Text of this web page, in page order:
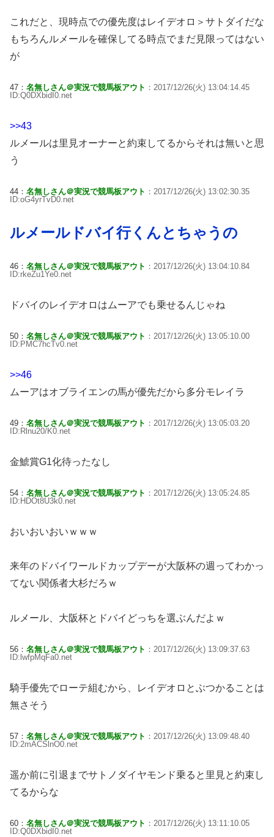
これだと、現時点での優先度はレイデオロ＞サトダイだな
もちろんルメールを確保してる時点でまだ見限ってはない
が
47： 名無しさん＠実況で競馬板アウト ：2017/12/26(火) 13:04:14.45
ID:Q0DXbidI0.net
>>43
ルメールは里見オーナーと約束してるからそれは無いと思
う
44： 名無しさん＠実況で競馬板アウト ：2017/12/26(火) 13:02:30.35
ID:oG4yrTvD0.net
ルメールドバイ行くんとちゃうの
46： 名無しさん＠実況で競馬板アウト ：2017/12/26(火) 13:04:10.84
ID:rkeZu1Ye0.net
ドバイのレイデオロはムーアでも乗せるんじゃね
50： 名無しさん＠実況で競馬板アウト ：2017/12/26(火) 13:05:10.00
ID:PMC7hcTv0.net
>>46
ムーアはオブライエンの馬が優先だから多分モレイラ
49： 名無しさん＠実況で競馬板アウト ：2017/12/26(火) 13:05:03.20
ID:Rlnu20/K0.net
金鯱賞G1化待ったなし
54： 名無しさん＠実況で競馬板アウト ：2017/12/26(火) 13:05:24.85
ID:HDOt8U3k0.net
おいおいおいｗｗｗ
来年のドバイワールドカップデーが大阪杯の週ってわかっ
てない関係者大杉だろｗ
ルメール、大阪杯とドバイどっちを選ぶんだよｗ
56： 名無しさん＠実況で競馬板アウト ：2017/12/26(火) 13:09:37.63
ID:lwfpMqFa0.net
騎手優先でローテ組むから、レイデオロとぶつかることは
無さそう
57： 名無しさん＠実況で競馬板アウト ：2017/12/26(火) 13:09:48.40
ID:2mACSlnO0.net
遥か前に引退までサトノダイヤモンド乗ると里見と約束し
てるからな
60： 名無しさん＠実況で競馬板アウト ：2017/12/26(火) 13:11:10.05
ID:Q0DXbidI0.net